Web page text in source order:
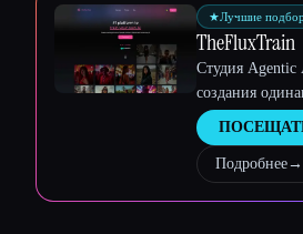
★Лучшие
TheFluxTrain
Студия Agentic
создания
рабочих
Подробнее→